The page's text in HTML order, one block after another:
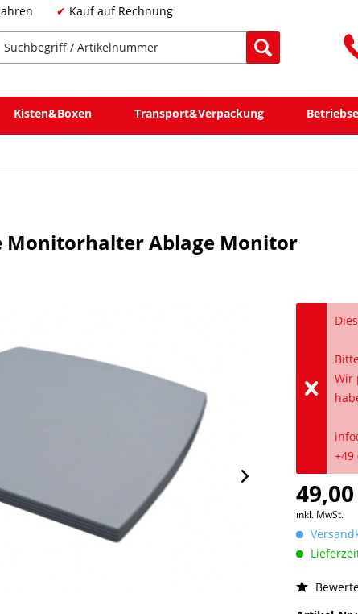
Kauf auf Rechnung
Kisten&Boxen Transport&Verpackung
Ablage Monitor
Wir
+49
inkl. MwSt.